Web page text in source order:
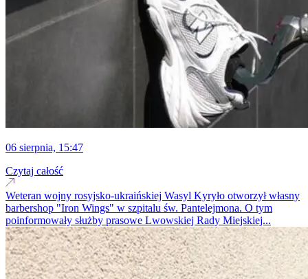
06 sierpnia, 15:47
Czytaj całość
Weteran wojny rosyjsko-ukraińskiej Wasyl Kyryło otworzył własny
barbershop "Iron Wings" w szpitalu św. Pantelejmona. O tym
poinformowały służby prasowe Lwowskiej Rady Miejskiej...